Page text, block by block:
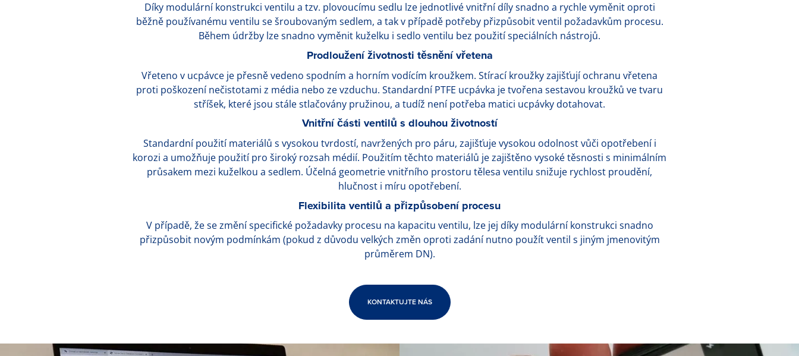
Díky modulární konstrukci ventilu a tzv. plovoucímu sedlu lze jednotlivé vnitřní díly snadno a rychle vyměnit oproti
běžně používanému ventilu se šroubovaným sedlem, a tak v případě potřeby přizpůsobit ventil požadavkům procesu.
Během údržby lze snadno vyměnit kuželku i sedlo ventilu bez použití speciálních nástrojů.
Prodloužení životnosti těsnění vřetena
Vřeteno v ucpávce je přesně vedeno spodním a horním vodícím kroužkem. Stírací kroužky zajišťují ochranu vřetena
proti poškození nečistotami z média nebo ze vzduchu. Standardní PTFE ucpávka je tvořena sestavou kroužků ve tvaru
stříšek, které jsou stále stlačovány pružinou, a tudíž není potřeba matici ucpávky dotahovat.
Vnitřní části ventilů s dlouhou životností
Standardní použití materiálů s vysokou tvrdostí, navržených pro páru, zajišťuje vysokou odolnost vůči opotřebení i
korozi a umožňuje použití pro široký rozsah médií. Použitím těchto materiálů je zajištěno vysoké těsnosti s minimálním
průsakem mezi kuželkou a sedlem. Účelná geometrie vnitřního prostoru tělesa ventilu snižuje rychlost proudění,
hlučnost i míru opotřebení.
Flexibilita ventilů a přizpůsobení procesu
V případě, že se změní specifické požadavky procesu na kapacitu ventilu, lze jej díky modulární konstrukci snadno
přizpůsobit novým podmínkám (pokud z důvodu velkých změn oproti zadání nutno použít ventil s jiným jmenovitým
průměrem DN).
KONTAKTUJTE NÁS